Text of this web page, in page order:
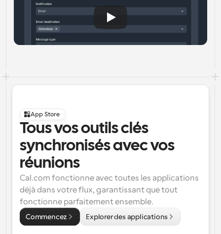
App Store
Tous vos outils clés
synchronisés avec vos
réunions
Cal.com fonctionne avec toutes les applications
déjà dans votre flux, garantissant que tout
fonctionne parfaitement ensemble.
Commencez Explorer des applications